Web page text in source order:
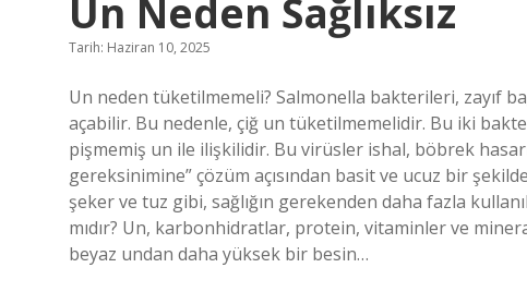
Un Neden Sağlıksız
Tarih: Haziran 10, 2025
Un neden tüketilmemeli? Salmonella bakterileri, zayıf
açabilir. Bu nedenle, çiğ un tüketilmemelidir. Bu iki
pişmemiş un ile ilişkilidir. Bu virüsler ishal, böbrek
gereksinimine” çözüm açısından basit ve ucuz bir
şeker ve tuz gibi, sağlığın gerekenden daha fazla
mıdır? Un, karbonhidratlar, protein, vitaminler ve
beyaz undan daha yüksek bir besin…